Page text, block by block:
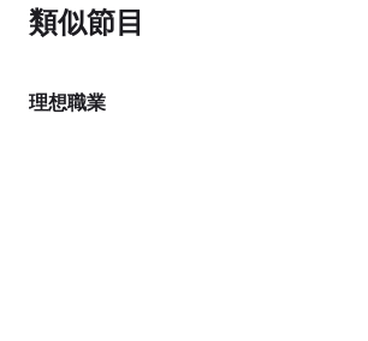
類似節目
理想職業